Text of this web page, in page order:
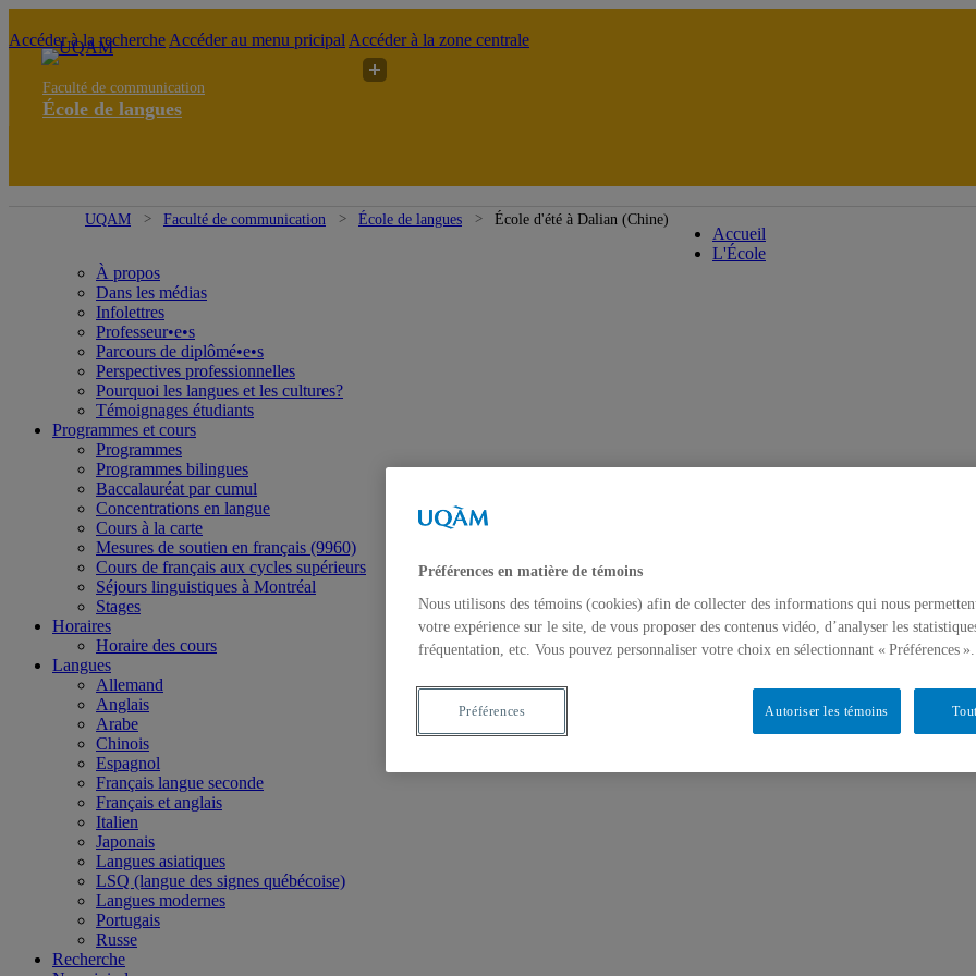
Accéder à la recherche Accéder au menu pricipal Accéder à la zone centrale
Faculté de communication
École de langues
UQAM Faculté de communication École de langues École d'été à Dalian (Chine)
Accueil
L'École
À propos
Dans les médias
Infolettres
Professeur•e•s
Parcours de diplômé•e•s
Perspectives professionnelles
Pourquoi les langues et les cultures?
Témoignages étudiants
Programmes et cours
Programmes
Programmes bilingues
Baccalauréat par cumul
Concentrations en langue
Cours à la carte
Mesures de soutien en français (9960)
Cours de français aux cycles supérieurs
Séjours linguistiques à Montréal
Stages
Horaires
Horaire des cours
Langues
Allemand
Anglais
Arabe
Chinois
Espagnol
Français langue seconde
Français et anglais
Italien
Japonais
Langues asiatiques
LSQ (langue des signes québécoise)
Langues modernes
Portugais
Russe
Recherche
Préférences en matière de témoins
Nous utilisons des témoins (cookies) afin de collecter des informations qui nous
votre expérience sur le site, de vous proposer des contenus vidéo, d’analyser les
fréquentation, etc. Vous pouvez personnaliser votre choix en sélectionnant « Préférences ».
Autoriser les témoins
Préférences